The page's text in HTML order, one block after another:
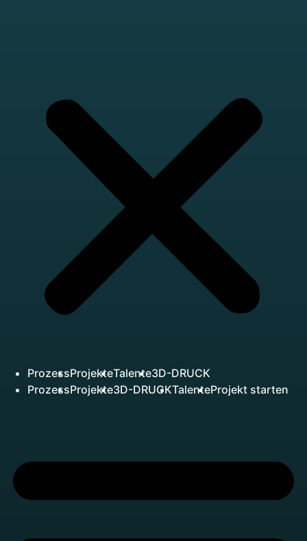
ProzessProjekteTalente3D-DRUCK
ProzessProjekte3D-DRUCKTalenteProjekt starten